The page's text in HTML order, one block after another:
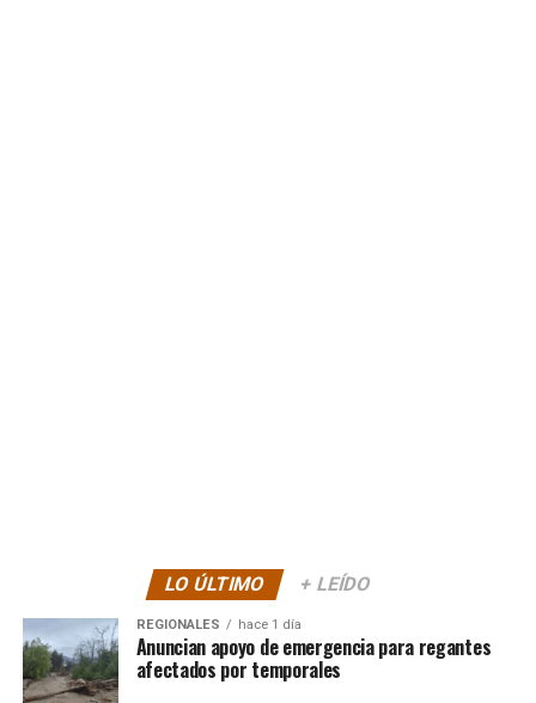
LO ÚLTIMO + LEÍDO
REGIONALES hace 1 día
Anuncian apoyo de emergencia para regantes
afectados por temporales